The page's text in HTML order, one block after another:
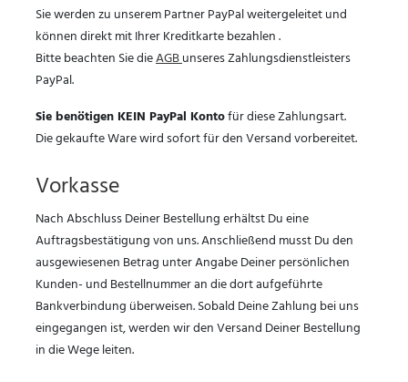
Sie werden zu unserem Partner PayPal weitergeleitet und
können direkt mit Ihrer Kreditkarte bezahlen .
Bitte beachten Sie dieAGBunseres Zahlungsdienstleisters
PayPal.
Sie benötigen KEIN PayPal Kontofür diese Zahlungsart.
Die gekaufte Ware wird sofort für den Versand vorbereitet.
Vorkasse
Nach Abschluss Deiner Bestellung erhältst Du eine
Auftragsbestätigung von uns. Anschließend musst Du den
ausgewiesenen Betrag unter Angabe Deiner persönlichen
Kunden- und Bestellnummer an die dort aufgeführte
Bankverbindung überweisen. Sobald Deine Zahlung bei uns
eingegangen ist, werden wir den Versand Deiner Bestellung
in die Wege leiten.